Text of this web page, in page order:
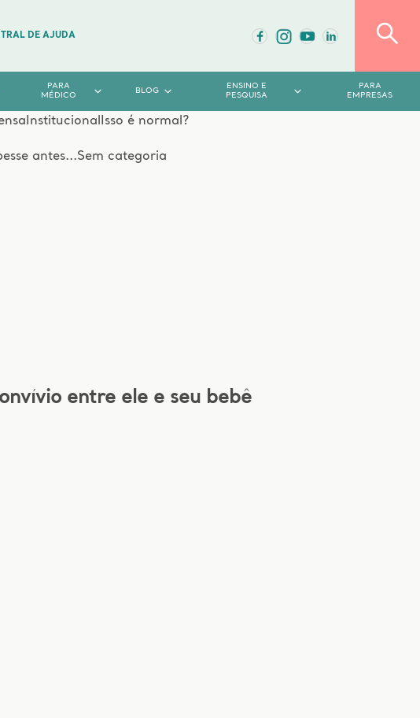
DE AJUDA
PARA
MÉDICO
BLOG
ENSINO E
PESQUISA
PARA
EMPRESAS
Institucional
Isso é normal?
antes...Sem categoria
entre ele e seu bebê